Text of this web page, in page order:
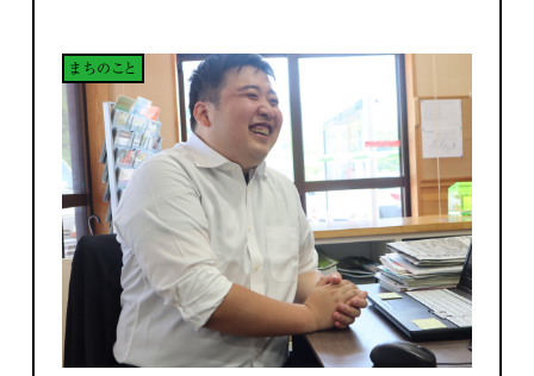
まちのこと